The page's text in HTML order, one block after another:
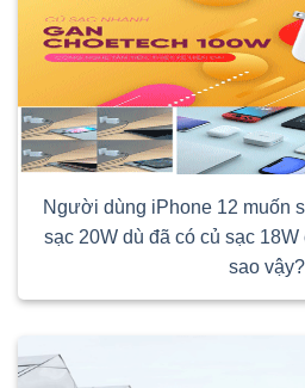
Người dùng iPhone 12 muốn
sạc 20W dù đã có củ sạc
sao vậy?